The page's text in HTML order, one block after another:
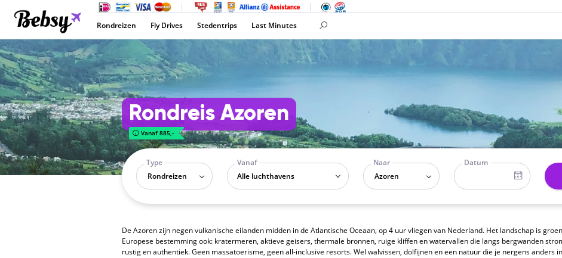
Rondreizen Fly Drives Stedentrips Last Minutes
Rondreis Azoren
Vanaf 885,-
Type
Rondreizen
Vanaf
Naar
Azoren
Datum
De Azoren zijn negen vulkanische eilanden midden in de Atlantische Oceaan, op 4 uur vliegen van Nederland. Het landschap is
Europese bestemming ook: kratermeren, aktieve geisers, thermale bronnen, ruige kliffen en watervallen die langs bergwanden
rustig en authentiek. Geen massatoerisme, geen all-inclusive resorts. Wel walvissen, dolfijnen en een natuur die je nergens anders